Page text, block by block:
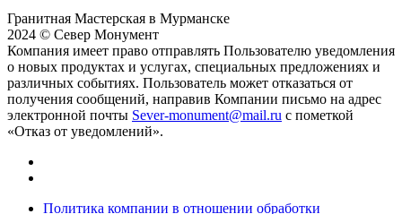
Гранитная Мастерская в Мурманске
2024 © Север Монумент
Компания имеет право отправлять Пользователю уведомления
о новых продуктах и услугах, специальных предложениях и
различных событиях. Пользователь может отказаться от
получения сообщений, направив Компании письмо на адрес
электронной почты Sever-monument@mail.ru с пометкой
«Отказ от уведомлений».
Политика компании в отношении обработки